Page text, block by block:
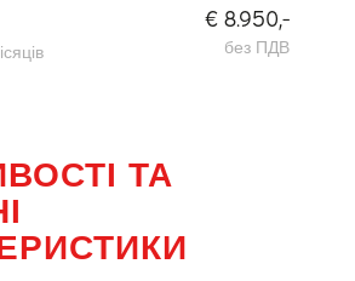
€ 8.950,-
без ПДВ
ТА